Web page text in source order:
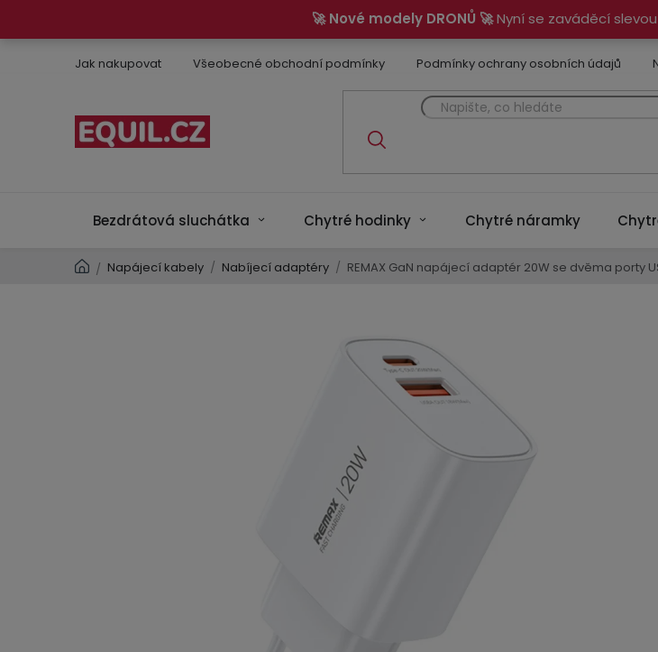
🚀 Nové modely DRONŮ 🚀Nyní se zaváděcí
Jak nakupovat Všeobecné obchodní podmínky Podmínky ochrany osobních údajů
Bezdrátová sluchátka Chytré hodinky Chytré náramky
Domů
/ Napájecí kabely / Nabíjecí adaptéry / REMAX GaN napájecí adaptér 20W se dvěma porty